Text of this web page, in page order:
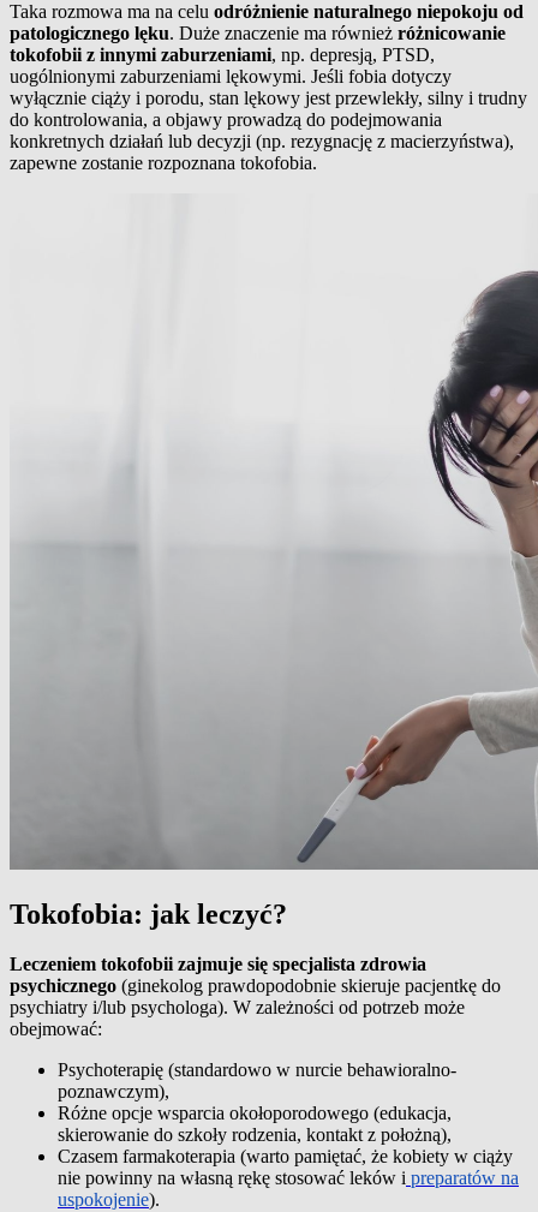
Taka rozmowa ma na celu odróżnienie naturalnego niepokoju od
patologicznego lęku. Duże znaczenie ma również różnicowanie
tokofobii z innymi zaburzeniami, np. depresją, PTSD,
uogólnionymi zaburzeniami lękowymi. Jeśli fobia dotyczy
wyłącznie ciąży i porodu, stan lękowy jest przewlekły, silny i trudny
do kontrolowania, a objawy prowadzą do podejmowania
konkretnych działań lub decyzji (np. rezygnację z macierzyństwa),
zapewne zostanie rozpoznana tokofobia.
Tokofobia: jak leczyć?
Leczeniem tokofobii zajmuje się specjalista zdrowia
psychicznego (ginekolog prawdopodobnie skieruje pacjentkę do
psychiatry i/lub psychologa). W zależności od potrzeb może
obejmować:
Psychoterapię (standardowo w nurcie behawioralno-
poznawczym),
Różne opcje wsparcia okołoporodowego (edukacja,
skierowanie do szkoły rodzenia, kontakt z położną),
Czasem farmakoterapia (warto pamiętać, że kobiety w ciąży
nie powinny na własną rękę stosować leków i preparatów na
uspokojenie).